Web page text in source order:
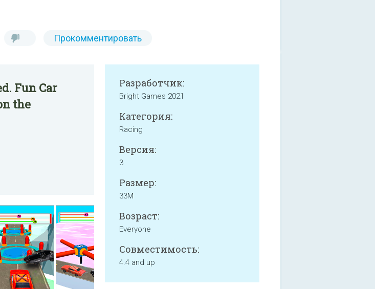
Прокомментировать
Fun Car
the
Разработчик:
Bright Games 2021
Категория:
Racing
Версия:
3
Размер:
33M
Возраст:
Everyone
Совместимость:
4.4 and up